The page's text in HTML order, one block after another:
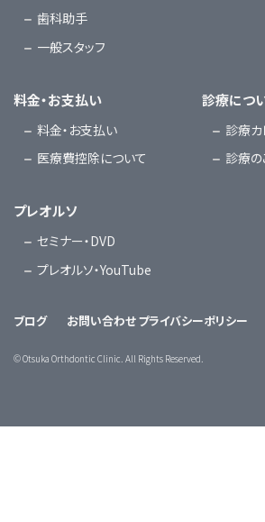
歯科助手
一般スタッフ
料金・お支払い
料金・お支払い
医療費控除について
診療につ
診療カ
診療の
プレオルソ
セミナー・DVD
プレオルソ・YouTube
ブログ お問い合わせプライバシーポリシー
©Otsuka Orthdontic Clinic. All Rights Reserved.